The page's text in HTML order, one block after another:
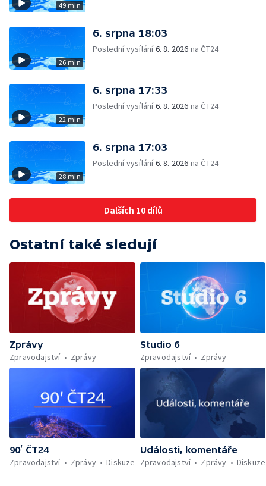
49 min
26 min
6. srpna 18:03
Poslední vysílání6. 8. 2026 na ČT24
22 min
6. srpna 17:33
Poslední vysílání6. 8. 2026 na ČT24
28 min
6. srpna 17:03
Poslední vysílání6. 8. 2026 na ČT24
Dalších 10 dílů
Ostatní také sledují
Zprávy
Zpravodajství
Zprávy
Studio 6
Zpravodajství
Zprávy
90’ ČT24
Zpravodajství
Zprávy Diskuze
Události, komentáře
Zpravodajství
Zprávy Diskuze